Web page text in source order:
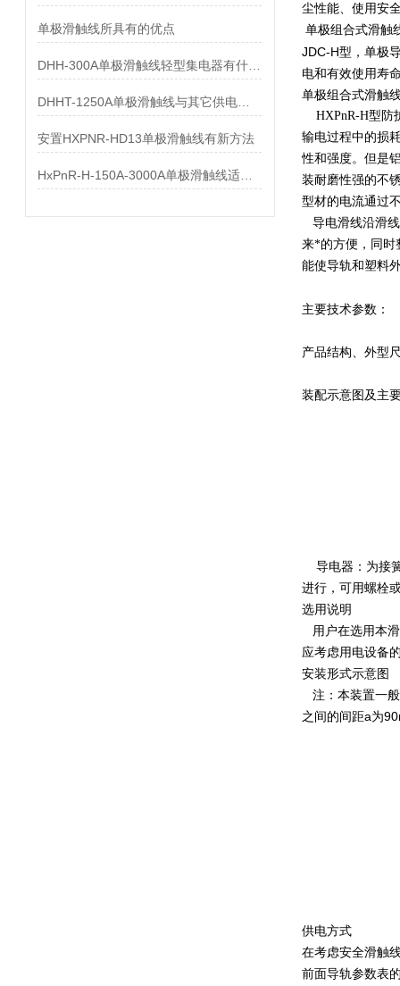
单极滑触线所具有的优点
安置HXPNR-HD13单极滑触线有新方法
尘性能、使用安
单极组合式滑触
JDC-H型，单极
电和有效使用寿
单极组合式滑触
HXPnR-H型防
输电过程中的损
性和强度。但是
装耐磨性强的不
型材的电流通过
导电滑线沿滑线
来*的方便，同时
能使导轨和塑料
主要技术参数：
产品结构、外型
装配示意图及主
导电器：为接
进行，可用螺栓
选用说明
用户在选用本
应考虑用电设备
安装形式示意图
注：本装置一
之间的间距a为
供电方式
在考虑安全滑触
前面导轨参数表